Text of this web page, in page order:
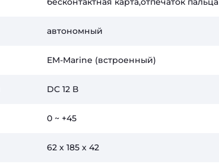
автономный
EM-Marine (встроенный)
DC 12 В
0 ~ +45
62 х 185 х 42